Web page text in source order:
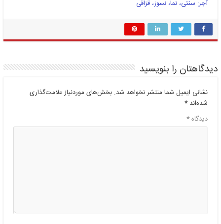
آجر: سنتی، نما، نسوز، قزاقی
دیدگاهتان را بنویسید
نشانی ایمیل شما منتشر نخواهد شد. بخش‌های موردنیاز علامت‌گذاری
شده‌اند*
دیدگاه*